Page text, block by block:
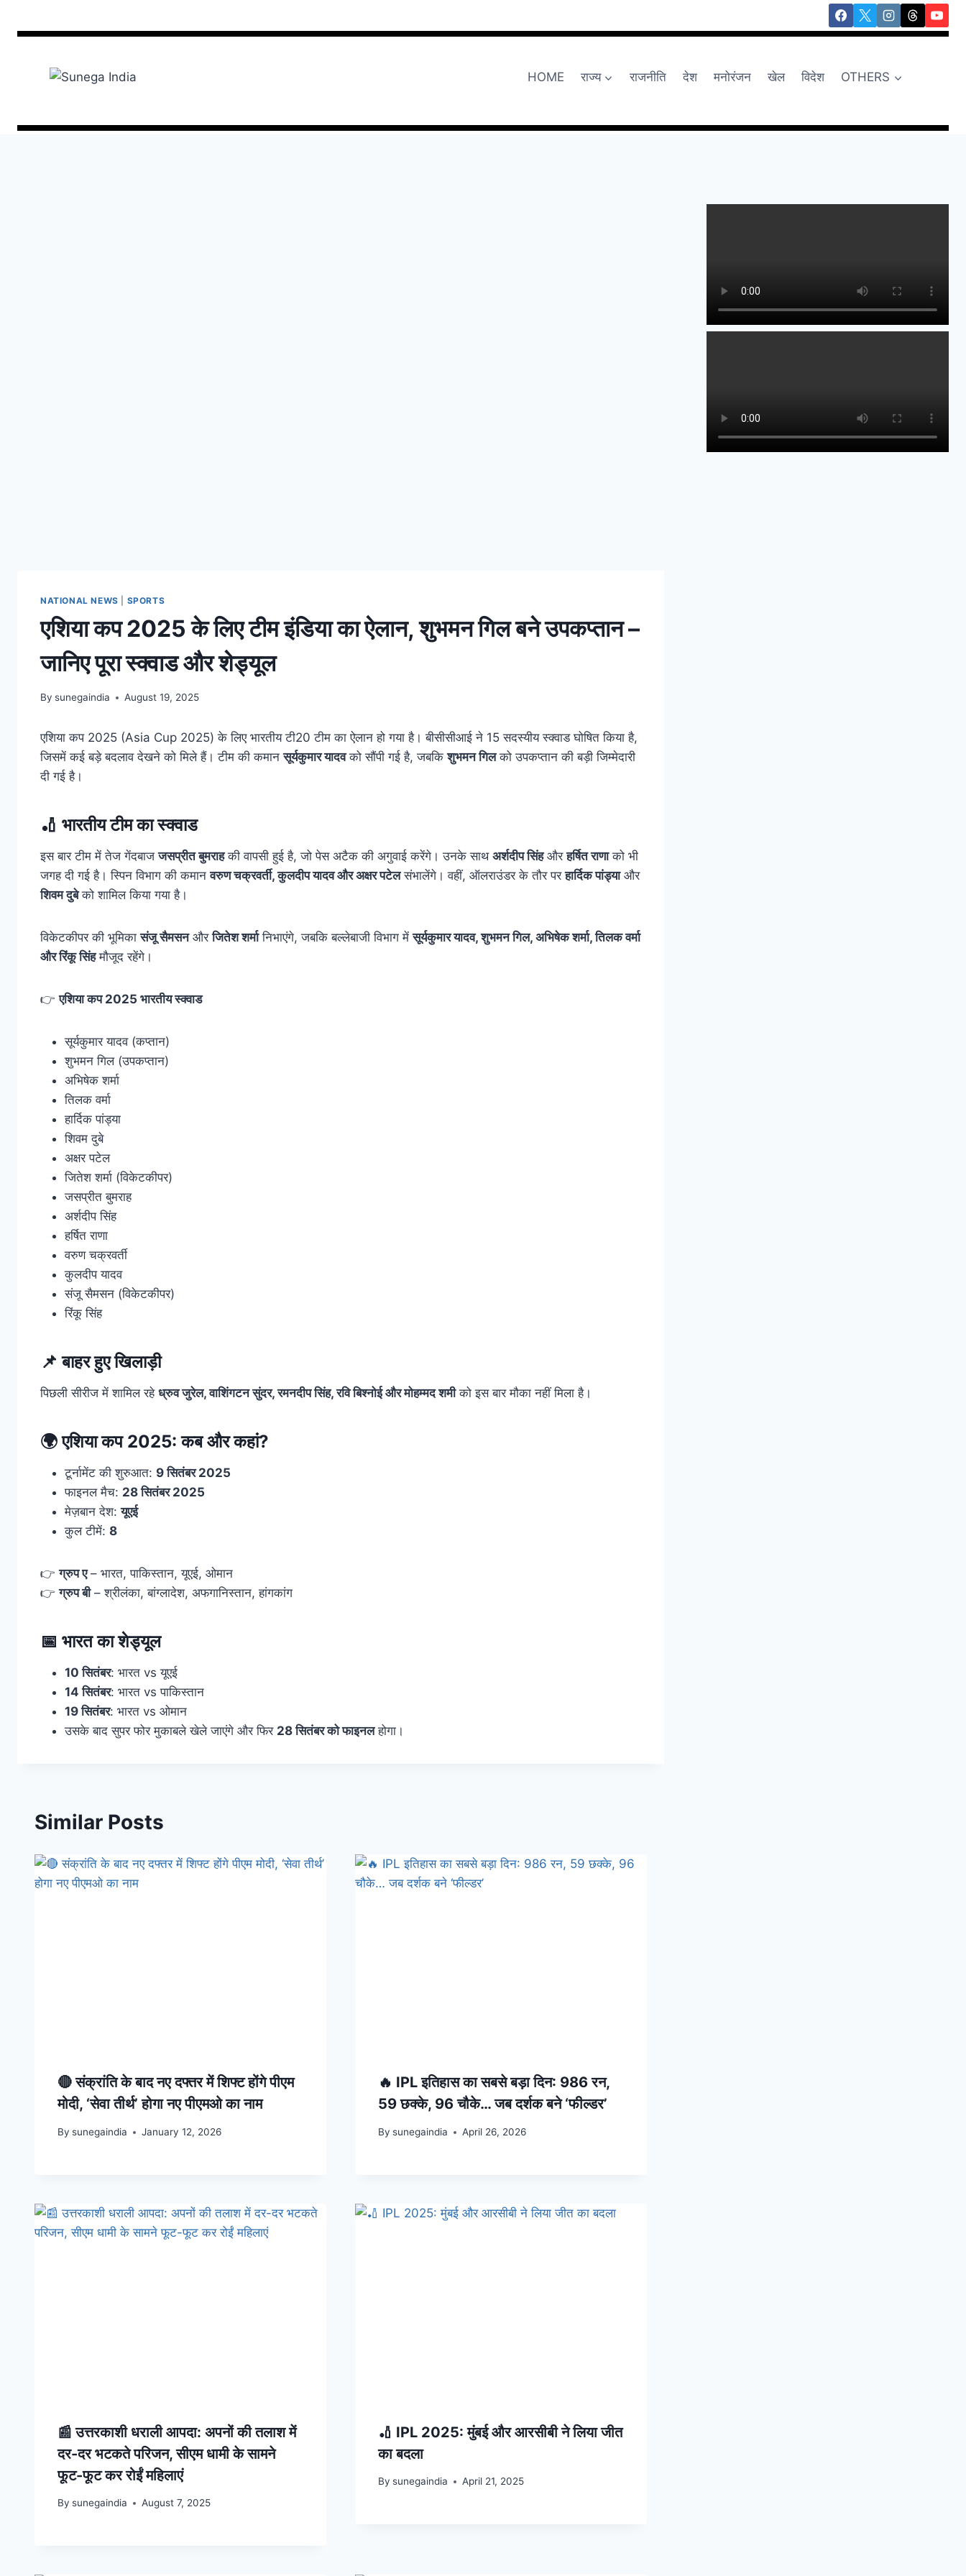
HOME राज्य राजनीति देश मनोरंजन खेल विदेश OTHERS
NATIONAL NEWS SPORTS
एशिया कप 2025 के लिए टीम इंडिया का ऐलान, शुभमन गिल बने उपकप्तान –
जानिए पूरा स्क्वाड और शेड्यूल
By sunegaindia August 19, 2025
एशिया कप 2025 (Asia Cup 2025) के लिए भारतीय टी20 टीम का ऐलान हो गया है। बीसीसीआई ने 15 सदस्यीय स्क्वाड घोषित किया है,
जिसमें कई बड़े बदलाव देखने को मिले हैं। टीम की कमानसूर्यकुमार यादवको सौंपी गई है, जबकिशुभमन गिलको उपकप्तान की बड़ी जिम्मेदारी
दी गई है।
🏏 भारतीय टीम का स्क्वाड
इस बार टीम में तेज गेंदबाजजसप्रीत बुमराहकी वापसी हुई है, जो पेस अटैक की अगुवाई करेंगे। उनके साथ अर्शदीप सिंहऔरहर्षित राणाको भी
जगह दी गई है। स्पिन विभाग की कमानवरुण चक्रवर्ती, कुलदीप यादव और अक्षर पटेलसंभालेंगे। वहीं, ऑलराउंडर के तौर परहार्दिक पांड्याऔर
शिवम दुबेको शामिल किया गया है।
विकेटकीपर की भूमिकासंजू सैमसनऔरजितेश शर्मानिभाएंगे, जबकि बल्लेबाजी विभाग मेंसूर्यकुमार यादव, शुभमन गिल, अभिषेक शर्मा, तिलक वर्मा
और रिंकू सिंहमौजूद रहेंगे।
👉एशिया कप 2025 भारतीय स्क्वाड
सूर्यकुमार यादव (कप्तान)
शुभमन गिल (उपकप्तान)
अभिषेक शर्मा
तिलक वर्मा
हार्दिक पांड्या
शिवम दुबे
अक्षर पटेल
जितेश शर्मा (विकेटकीपर)
जसप्रीत बुमराह
अर्शदीप सिंह
हर्षित राणा
वरुण चक्रवर्ती
कुलदीप यादव
संजू सैमसन (विकेटकीपर)
रिंकू सिंह
📌 बाहर हुए खिलाड़ी
पिछली सीरीज में शामिल रहे ध्रुव जुरेल, वाशिंगटन सुंदर, रमनदीप सिंह, रवि बिश्नोई और मोहम्मद शमीको इस बार मौका नहीं मिला है।
🌍 एशिया कप 2025: कब और कहां?
टूर्नामेंट की शुरुआत: 9 सितंबर 2025
फाइनल मैच: 28 सितंबर 2025
मेज़बान देश:यूएई
कुल टीमें: 8
👉ग्रुप ए– भारत, पाकिस्तान, यूएई, ओमान
👉ग्रुप बी– श्रीलंका, बांग्लादेश, अफगानिस्तान, हांगकांग
📅 भारत का शेड्यूल
10 सितंबर: भारत vs यूएई
14 सितंबर: भारत vs पाकिस्तान
19 सितंबर: भारत vs ओमान
उसके बाद सुपर फोर मुकाबले खेले जाएंगे और फिर 28 सितंबर को फाइनलहोगा।
Similar Posts
🔴 संक्रांति के बाद नए दफ्तर में शिफ्ट होंगे पीएम
मोदी, ‘सेवा तीर्थ’ होगा नए पीएमओ का नाम
By sunegaindia January 12, 2026
🔥 IPL इतिहास का सबसे बड़ा दिन: 986 रन,
59 छक्के, 96 चौके… जब दर्शक बने ‘फील्डर’
By sunegaindia April 26, 2026
📰 उत्तरकाशी धराली आपदा: अपनों की तलाश में
दर-दर भटकते परिजन, सीएम धामी के सामने
फूट-फूट कर रोईं महिलाएं
By sunegaindia August 7, 2025
🏏 IPL 2025: मुंबई और आरसीबी ने लिया जीत
का बदला
By sunegaindia April 21, 2025